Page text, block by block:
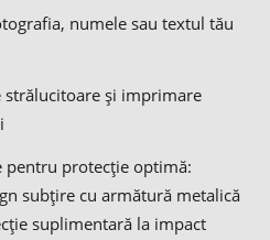
numele sau textul tău
strălucitoare și imprimare
protecție optimă:
subțire cu armătură metalică
suplimentară la impact